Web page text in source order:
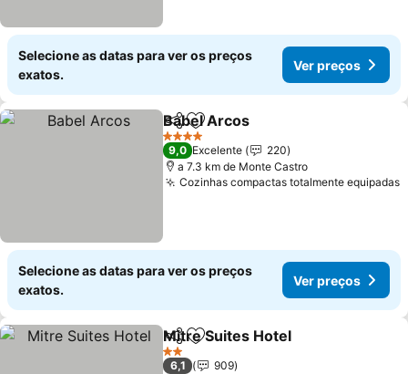
Selecione as datas para ver os preços
exatos.
Ver preços
PartilharAdicionar aos favoritos
Babel Arcos
4 Estrelas
9,0 Excelente
220
a 7.3 km de Monte Castro
Cozinhas compactas totalmente equipadas
Selecione as datas para ver os preços
exatos.
Ver preços
PartilharAdicionar aos favoritos
Mitre Suites Hotel
2 Estrelas
6,1
909